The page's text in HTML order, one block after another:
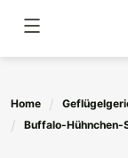
content
Home
Buffalo-Hühnchen-